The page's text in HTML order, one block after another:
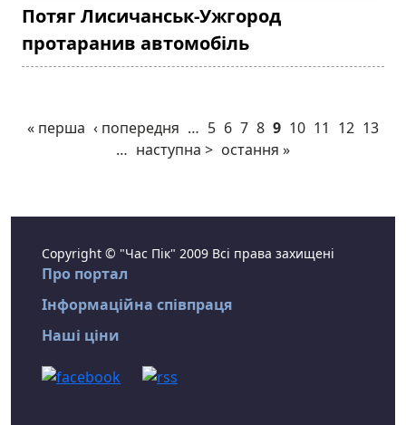
Потяг Лисичанськ-Ужгород
протаранив автомобіль
« перша ‹ попередня … 5 6 7 8 9 10 11 12 13
… наступна > остання »
Copyright © "Час Пік" 2009 Всі права захищені
Про портал
Інформаційна співпраця
Наші ціни